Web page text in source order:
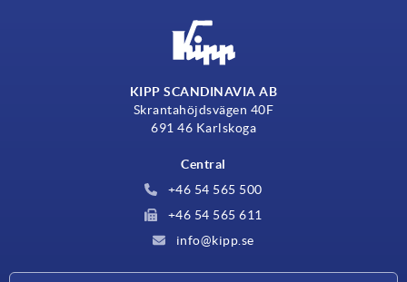
KIPP SCANDINAVIA AB
Skrantahöjdsvägen 40F
691 46 Karlskoga
Central
+46 54 565 500
+46 54 565 611
info@kipp.se